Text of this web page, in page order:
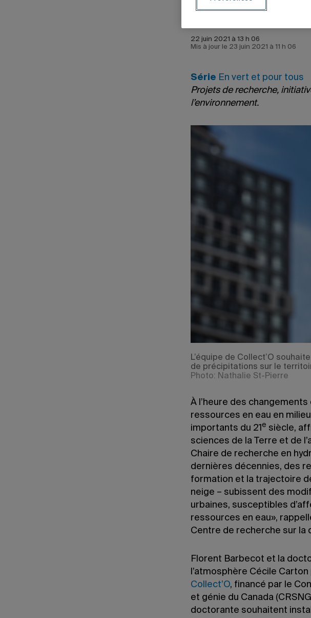
22 juin 2021 à 13 h 06
Mis à jour le 23 juin 2021 à 11 h 06
Série En vert et pour tous
Projets de recherche,
l’environnement.
L’équipe de Collect’O
de précipitations sur le
Photo: Nathalie St-Pierre
À l’heure des
ressources en eau en
importants du 21 e siècle,
sciences de la Terre et de
Chaire de recherche en
dernières décennies, des
formation et la trajectoire
neige – subissent des
urbaines, susceptibles
ressources en eau»,
Centre de recherche sur la
Florent Barbecot et la
l’atmosphère Cécile
Collect’O, financé par le
et génie du Canada
doctorante souhaitent